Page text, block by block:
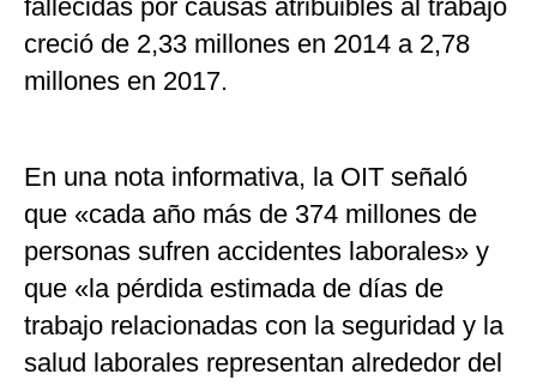
fallecidas por causas atribuibles al trabajo
creció de 2,33 millones en 2014 a 2,78
millones en 2017.
En una nota informativa, la OIT señaló
que «cada año más de 374 millones de
personas sufren accidentes laborales» y
que «la pérdida estimada de días de
trabajo relacionadas con la seguridad y la
salud laborales representan alrededor del